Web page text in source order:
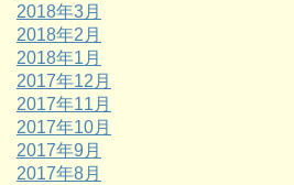
2018年3月
2018年2月
2018年1月
2017年12月
2017年11月
2017年10月
2017年9月
2017年8月